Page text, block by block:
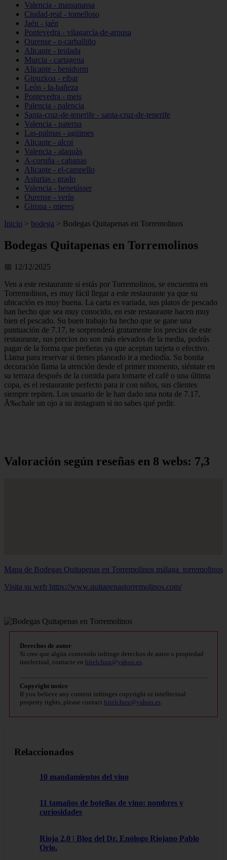
Valencia - massanassa
Ciudad-real - tomelloso
Jaén - jaén
Pontevedra - vilagarcía-de-arousa
Ourense - o-carballiño
Alicante - teulada
Murcia - cartagena
Alicante - benidorm
Gipuzkoa - eibar
León - la-bañeza
Pontevedra - meis
Palencia - palencia
Santa-cruz-de-tenerife - santa-cruz-de-tenerife
Valencia - paterna
Las-palmas - agüimes
Alicante - alcoi
Valencia - alaquàs
A-coruña - cabanas
Alicante - el-campello
Asturias - grado
Valencia - benetússer
Ourense - verín
Girona - mieres
Inicio > bodega > Bodegas Quitapenas en Torremolinos
Bodegas Quitapenas en Torremolinos
📅 12/12/2025
Ven a este restaurante si estás por Torremolinos, se encuentra en
Torremolinos, es muy fácil llegar a este restaurante ya que su
ubicación es muy buena. La carta es variada, sus platos de pescado
han hecho que sea muy conocido, en este restaurante hacen muy
bien el pescado. Su buen trabajo ha hecho que se gane una
puntuación de 7.17, te sorprenderá gratamente los precios de este
restaurante, sus precios no son más elevados de la media, podrás
pagar de la forma que prefieras ya que aceptan tarjeta o efectivo.
Llama para reservar si tienes planeado ir a mediodía. Su bonita
decoración llama la atención desde el primer momento, siéntate en
su terraza después de la comida para tomarte el café o una última
copa, es el restaurante perfecto para ir con niños, sus clientes
siempre repiten. Los usuario de le han dado una nota de 7.17,
Ã‰chale un ojo a su instagram si no sabes qué pedir.
Valoración según reseñas en 8 webs: 7,3
Mapa de Bodegas Quitapenas en Torremolinos málaga_torremolinos
Visita su web https://www.quitapenastorremolinos.com/
Derechos de autor
Si cree que algún contenido infringe derechos de autor o propiedad
intelectual, contacte en bitelchux@yahoo.es
Copyright notice
If you believe any content infringes copyright or intellectual
property rights, please contact bitelchux@yahoo.es
Relaccionados
10 mandamientos del vino
11 tamaños de botellas de vino: nombres y
curiosidades
Rioja 2.0 | Blog del Dr. Enólogo Riojano Pablo
Orio.